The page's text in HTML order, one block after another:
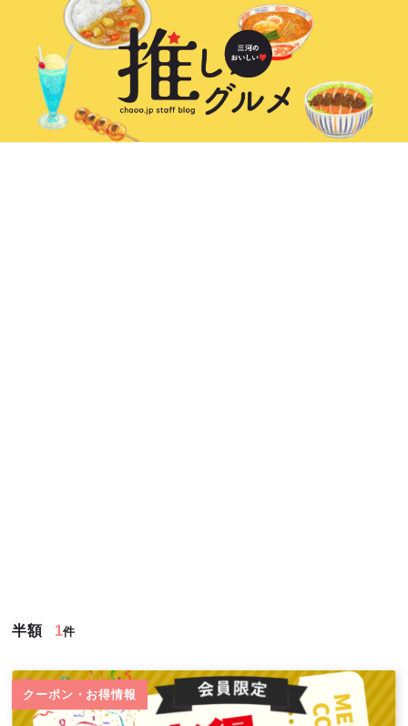
半額 1件
クーポン・お得情報